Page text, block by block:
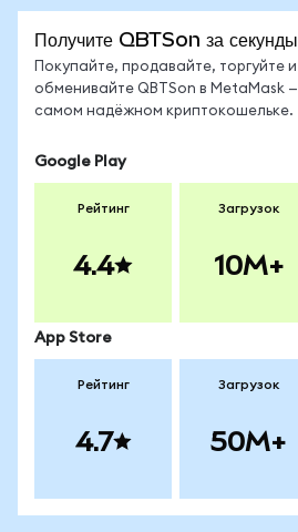
Получите QBTSon за секунды
Покупайте, продавайте, торгуйте и
обменивайте QBTSon в MetaMask —
самом надёжном криптокошельке.
Google Play
Рейтинг
4.4
Загрузок
10M+
App Store
Рейтинг
4.7
Загрузок
50M+